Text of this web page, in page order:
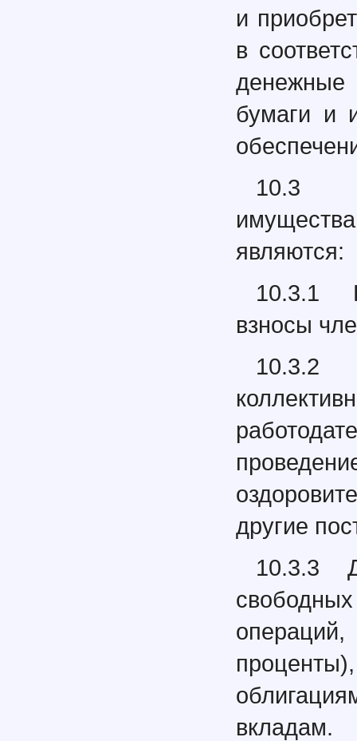
и
в
денежные
бумаги и
10.3
являются:
10.3.1
взносы
10.3.2
другие
10.3.3
вкладам.